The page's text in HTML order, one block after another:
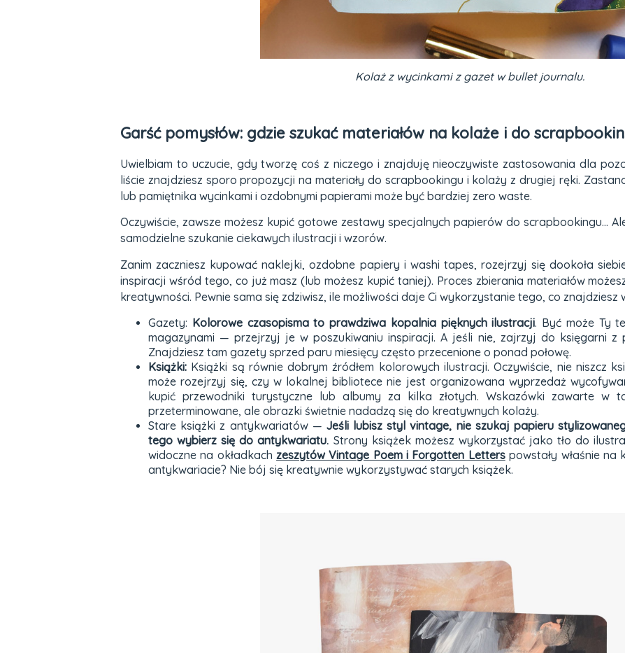
Kolaż z wycinkami z gazet w bullet journalu.
Garść pomysłów: gdzie szukać materiałów na kolaże i do
Uwielbiam to uczucie, gdy tworzę coś z niczego i znajduję nieoczywiste zastosowania dla
liście znajdziesz sporo propozycji na materiały do scrapbookingu i kolaży z drugiej ręki.
lub pamiętnika wycinkami i ozdobnymi papierami może być bardziej zero waste.
Oczywiście, zawsze możesz kupić gotowe zestawy specjalnych papierów do scrapbookingu...
samodzielne szukanie ciekawych ilustracji i wzorów.
Zanim zaczniesz kupować naklejki, ozdobne papiery i washi tapes, rozejrzyj się dookoła
inspiracji wśród tego, co już masz (lub możesz kupić taniej). Proces zbierania materiałów
kreatywności. Pewnie sama się zdziwisz, ile możliwości daje Ci wykorzystanie tego, co znajdziesz
Gazety: Kolorowe czasopisma to prawdziwa kopalnia pięknych ilustracji. Być może Ty
magazynami — przejrzyj je w poszukiwaniu inspiracji. A jeśli nie, zajrzyj do księgarni z
Znajdziesz tam gazety sprzed paru miesięcy często przecenione o ponad połowę.
Książki: Książki są równie dobrym źródłem kolorowych ilustracji. Oczywiście, nie niszcz
może rozejrzyj się, czy w lokalnej bibliotece nie jest organizowana wyprzedaż
kupić przewodniki turystyczne lub albumy za kilka złotych. Wskazówki zawarte w
przeterminowane, ale obrazki świetnie nadadzą się do kreatywnych kolaży.
Stare książki z antykwariatów — Jeśli lubisz styl vintage, nie szukaj papieru
tego wybierz się do antykwariatu. Strony książek możesz wykorzystać jako tło do
widoczne na okładkachzeszytów Vintage Poem i Forgotten Letterspowstały właśnie na
antykwariacie? Nie bój się kreatywnie wykorzystywać starych książek.